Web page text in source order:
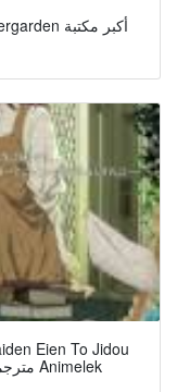
Shuki Ningyou مترجمة اون لاين انمي ليك Animelek